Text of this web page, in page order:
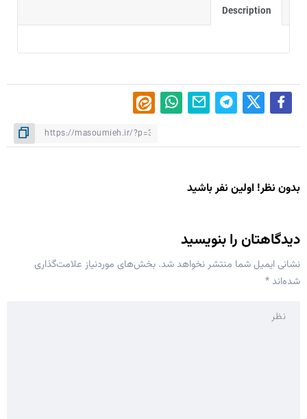
Description
بدون نظر! اولین نفر باشید
دیدگاهتان را بنویسید
نشانی ایمیل شما منتشر نخواهد شد. بخش‌های موردنیاز علامت‌گذاری
شده‌اند*